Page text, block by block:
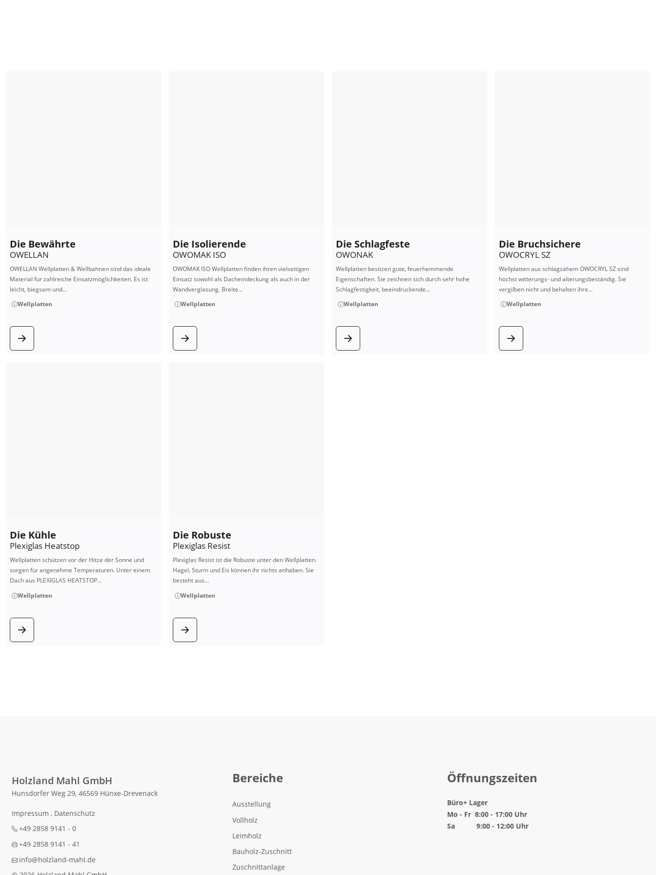
Die Bewährte
OWELLAN
OWELLAN Wellplatten & Wellbahnen sind das ideale
Material für zahlreiche Einsatzmöglichkeiten. Es ist
leicht, biegsam und…
Wellplatten
zum Produkt
Die Isolierende
OWOMAK ISO
OWOMAK ISO Wellplatten finden ihren vielseitigen
Einsatz sowohl als Dacheindeckung als auch in der
Wandverglasung. Breite…
Wellplatten
zum Produkt
Die Schlagfeste
OWONAK
Wellplatten besitzen gute, feuerhemmende
Eigenschaften. Sie zeichnen sich durch sehr hohe
Schlagfestigkeit, beeindruckende…
Wellplatten
zum Produkt
Die Bruchsichere
OWOCRYL SZ
Wellplatten aus schlagzähem OWOCRYL SZ sind
höchst witterungs- und alterungsbeständig. Sie
vergilben nicht und behalten ihre…
Wellplatten
zum Produkt
Die Kühle
Plexiglas Heatstop
Wellplatten schützen vor der Hitze der Sonne und
sorgen für angenehme Temperaturen. Unter einem
Dach aus PLEXIGLAS HEATSTOP…
Wellplatten
zum Produkt
Die Robuste
Plexiglas Resist
Plexiglas Resist ist die Robuste unter den Wellplatten.
Hagel, Sturm und Eis können ihr nichts anhaben. Sie
besteht aus…
Wellplatten
zum Produkt
Holzland Mahl GmbH
Hunsdorfer Weg 29, 46569 Hünxe-Drevenack
Impressum , Datenschutz
+49 2858 9141 - 0
+49 2858 9141 - 41
info@holzland-mahl.de
Bereiche
Ausstellung
Vollholz
Leimholz
Bauholz-Zuschnitt
Zuschnittanlage
Öffnungszeiten
Büro+ Lager
Mo - Fr 8:00 - 17:00 Uhr
Sa 9:00 - 12:00 Uhr